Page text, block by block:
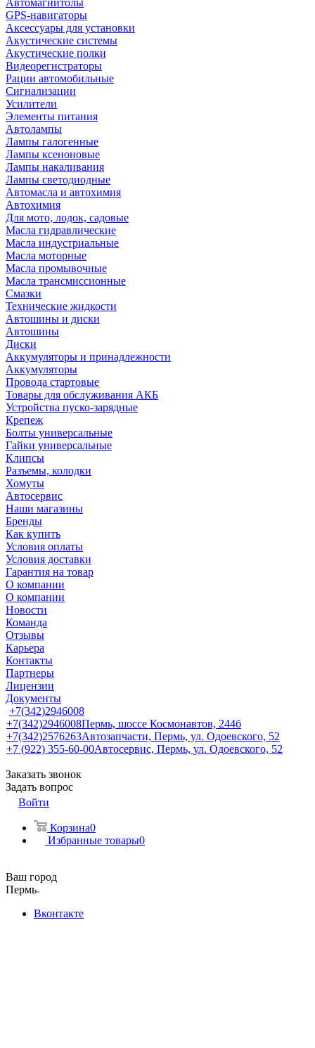
Автомагнитолы
GPS-навигаторы
Аксессуары для установки
Акустические системы
Акустические полки
Видеорегистраторы
Рации автомобильные
Сигнализации
Усилители
Элементы питания
Автолампы
Лампы галогенные
Лампы ксеноновые
Лампы накаливания
Лампы светодиодные
Автомасла и автохимия
Автохимия
Для мото, лодок, садовые
Масла гидравлические
Масла индустриальные
Масла моторные
Масла промывочные
Масла трансмиссионные
Смазки
Технические жидкости
Автошины и диски
Автошины
Диски
Аккумуляторы и принадлежности
Аккумуляторы
Провода стартовые
Товары для обслуживания АКБ
Устройства пуско-зарядные
Крепеж
Болты универсальные
Гайки универсальные
Клипсы
Разъемы, колодки
Хомуты
Автосервис
Наши магазины
Бренды
Как купить
Условия оплаты
Условия доставки
Гарантия на товар
О компании
О компании
Новости
Команда
Отзывы
Карьера
Контакты
Партнеры
Лицензии
Документы
+7(342)2946008
+7(342)2946008Пермь, шоссе Космонавтов, 244б
+7(342)2576263Автозапчасти, Пермь, ул. Одоевского, 52
+7 (922) 355-60-00Автосервис, Пермь, ул. Одоевского, 52
Заказать звонок
Задать вопрос
Войти
Корзина0
Избранные товары0
Ваш город
Пермь
Вконтакте